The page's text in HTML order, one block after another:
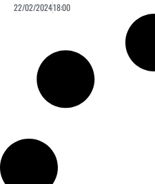
22/02/202418:00